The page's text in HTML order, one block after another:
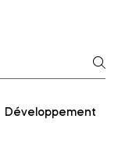
Développement